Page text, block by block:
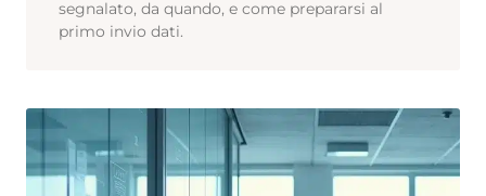
segnalato, da quando, e come prepararsi al
primo invio dati.